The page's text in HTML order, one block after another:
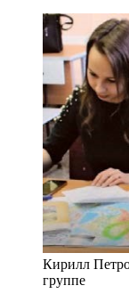
Кирилл
группе